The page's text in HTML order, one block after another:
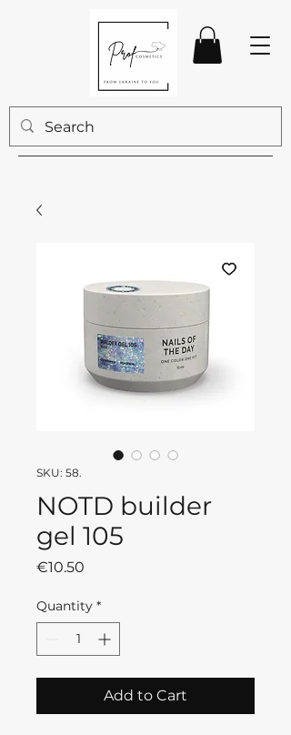
SKU: 58.
NOTD builder
gel 105
€10.50
Quantity *
Add to Cart